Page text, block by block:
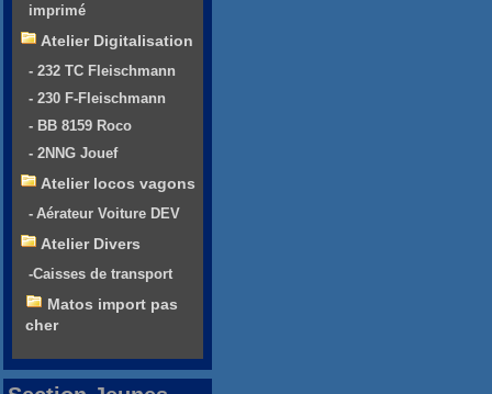
imprimé
Atelier Digitalisation
- 232 TC Fleischmann
- 230 F-Fleischmann
- BB 8159 Roco
- 2NNG Jouef
Atelier locos vagons
- Aérateur Voiture DEV
Atelier Divers
-Caisses de transport
Matos import pas
cher